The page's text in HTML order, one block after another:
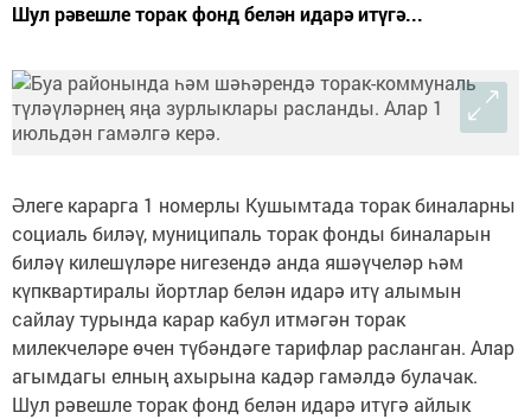
Шул рәвешле торак фонд белән идарә итүгә...
Әлеге карарга 1 номерлы Кушымтада торак биналарны
социаль биләү, муниципаль торак фонды биналарын
биләү килешүләре нигезендә анда яшәүчеләр һәм
күпквартиралы йортлар белән идарә итү алымын
сайлау турында карар кабул итмәгән торак
милекчеләре өчен түбәндәге тарифлар расланган. Алар
агымдагы елның ахырына кадәр гамәлдә булачак.
Шул рәвешле торак фонд белән идарә итүгә айлык